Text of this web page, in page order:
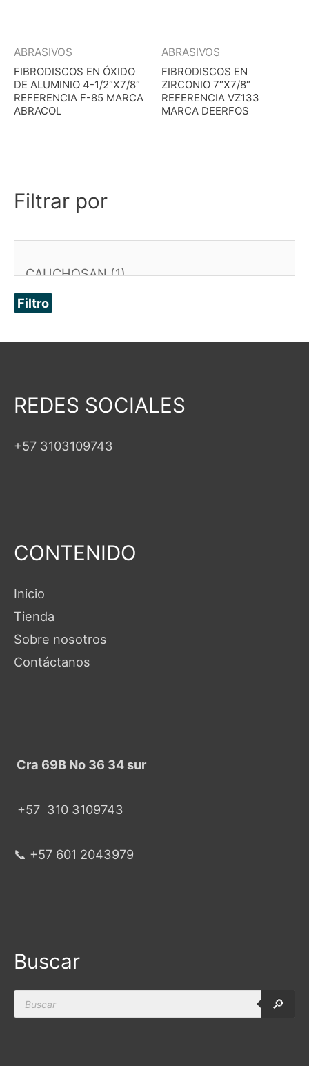
ABRASIVOS
FIBRODISCOS EN ÓXIDO
DE ALUMINIO 4-1/2″X7/8″
REFERENCIA F-85 MARCA
ABRACOL
ABRASIVOS
FIBRODISCOS EN
ZIRCONIO 7″X7/8″
REFERENCIA VZ133
MARCA DEERFOS
Filtrar por
Filtro
REDES SOCIALES
+57 3103109743
CONTENIDO
Inicio
Tienda
Sobre nosotros
Contáctanos
Cra 69B No 36 34 sur
+57 310 3109743
📞 +57 601 2043979
Buscar
Products
search
🔎